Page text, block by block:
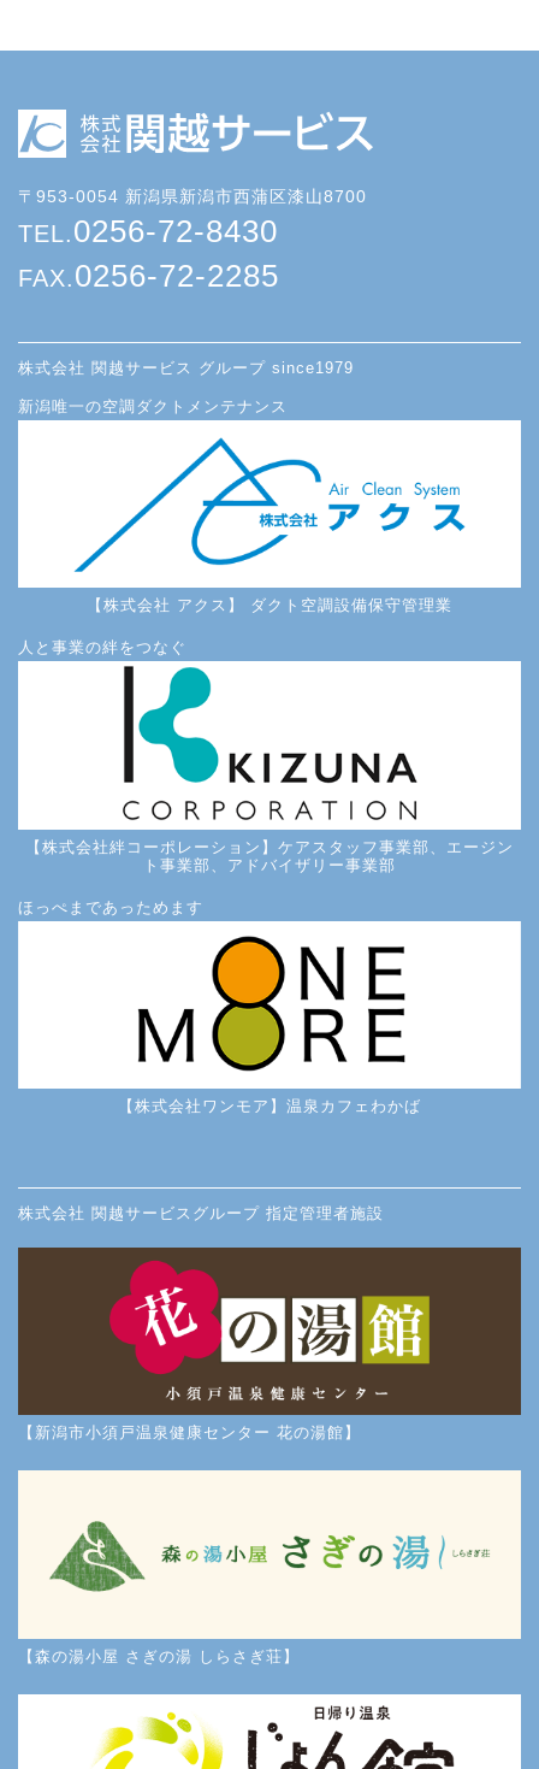
〒953-0054 新潟県新潟市西蒲区漆山8700
TEL.0256-72-8430
FAX.0256-72-2285
株式会社 関越サービス グループ since1979
新潟唯一の空調ダクトメンテナンス
【株式会社 アクス】 ダクト空調設備保守管理業
人と事業の絆をつなぐ
【株式会社絆コーポレーション】ケアスタッフ事業部、エージン
ト事業部、アドバイザリー事業部
ほっぺまであっためます
【株式会社ワンモア】温泉カフェわかば
株式会社 関越サービスグループ 指定管理者施設
【新潟市小須戸温泉健康センター 花の湯館】
【森の湯小屋 さぎの湯 しらさぎ荘】